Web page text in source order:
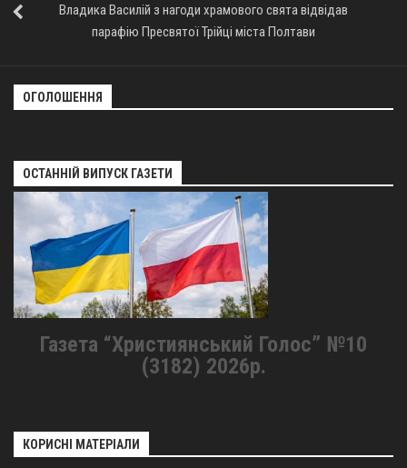
Владика Василій з нагоди храмового свята відвідав
парафію Пресвятої Трійці міста Полтави
ОГОЛОШЕННЯ
ОСТАННІЙ ВИПУСК ГАЗЕТИ
Газета “Християнський Голос” №10
(3182) 2026р.
КОРИСНІ МАТЕРІАЛИ